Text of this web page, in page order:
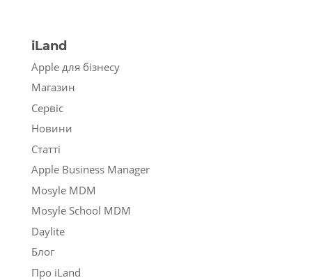
iLand
Apple для бізнесу
Магазин
Сервіс
Новини
Статті
Apple Business Manager
Mosyle MDM
Mosyle School MDM
Daylite
Блог
Про iLand